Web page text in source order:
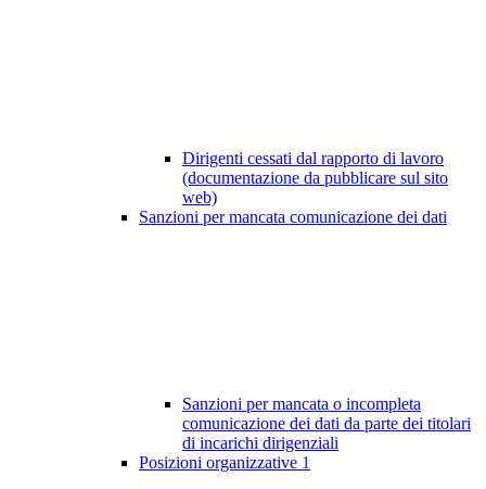
Dirigenti cessati dal rapporto di lavoro
(documentazione da pubblicare sul sito
web)
Sanzioni per mancata comunicazione dei dati
Sanzioni per mancata o incompleta
comunicazione dei dati da parte dei titolari
di incarichi dirigenziali
Posizioni organizzative 1